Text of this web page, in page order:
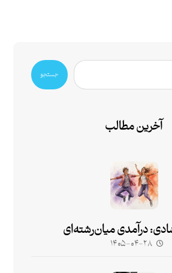
جستجو
آخرین مطالب
درآمدی میان‌رشته‌ای
۱۴۰۵-۰۴-۲۸